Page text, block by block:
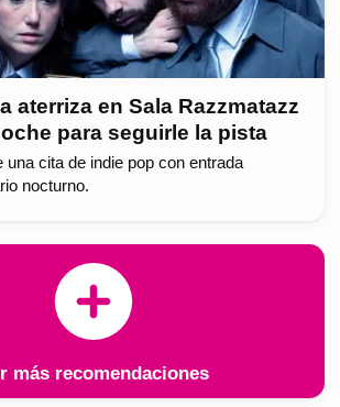
aterriza en Sala Razzmatazz
para seguirle la pista
una cita de indie pop con entrada
nocturno.
más recomendaciones